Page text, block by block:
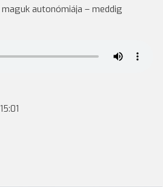
autonómiája – meddig